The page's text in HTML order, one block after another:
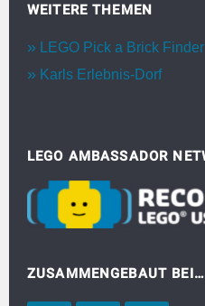
WEITERE THEMEN
LEGO Pick a Brick Finder
Karls Erlebnis-Dorf
LEGO AMBASSADOR
ZUSAMMENGEBAUT BEI…